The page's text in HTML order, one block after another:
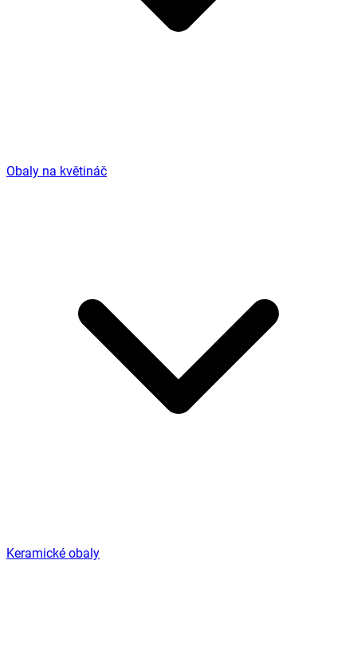
Obaly na květináč
Keramické obaly